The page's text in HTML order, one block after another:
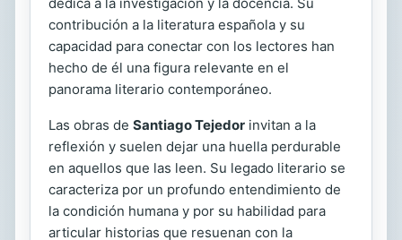
contribución a la literatura española y su
capacidad para conectar con los lectores han
hecho de él una figura relevante en el
panorama literario contemporáneo.
Las obras de Santiago Tejedor invitan a la
reflexión y suelen dejar una huella perdurable
en aquellos que las leen. Su legado literario se
caracteriza por un profundo entendimiento de
la condición humana y por su habilidad para
articular historias que resuenan con la